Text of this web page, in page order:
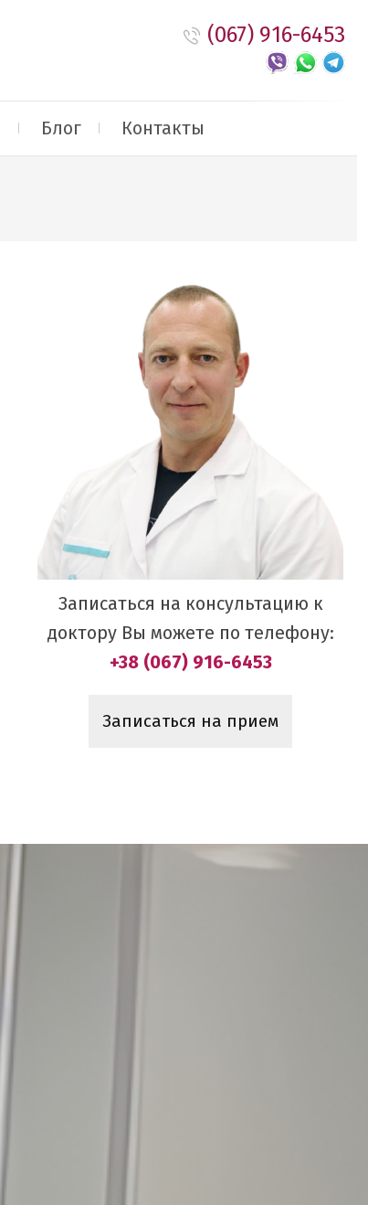
(067) 916-6453
Блог Контакты
Записаться на консультацию к
доктору Вы можете по телефону:
+38 (067) 916-6453
Записаться на прием